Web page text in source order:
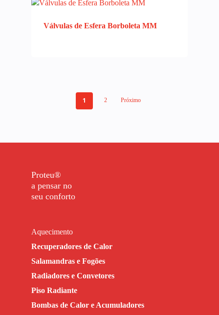
Válvulas de Esfera Borboleta MM
1 2 Próximo
Proteu®
a pensar no
seu conforto
Aquecimento
Recuperadores de Calor
Salamandras e Fogões
Radiadores e Convetores
Piso Radiante
Bombas de Calor e Acumuladores